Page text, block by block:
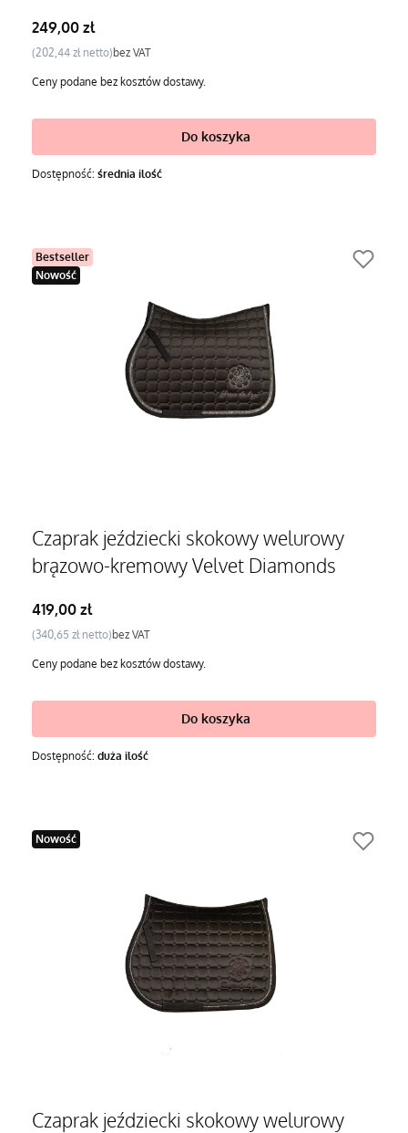
Cena
249,00 zł
Cena
202,44 zł bez VAT
Ceny podane bez kosztów dostawy.
Do koszyka
Dostępność: średnia ilość
Bestseller
Nowość
Czaprak jeździecki skokowy welurowy
brązowo-kremowy Velvet Diamonds
Cena
419,00 zł
Cena
340,65 zł bez VAT
Ceny podane bez kosztów dostawy.
Do koszyka
Dostępność: duża ilość
Nowość
Czaprak jeździecki skokowy welurowy